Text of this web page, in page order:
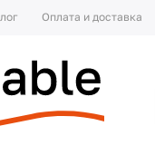
Оплата и доставка